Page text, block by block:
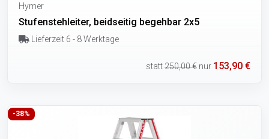
Hymer
Stufenstehleiter, beidseitig begehbar 2x5
Lieferzeit 6 - 8 Werktage
statt250,00 € nur 153,90 €
-38%